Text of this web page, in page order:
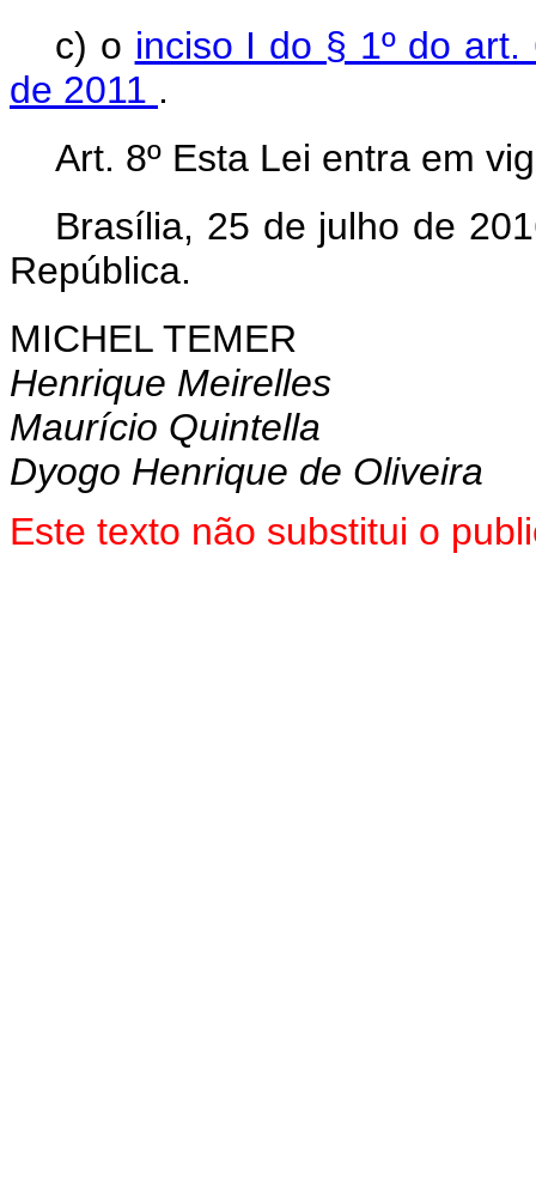
c) o inciso I do § 1º do
de 2011 .
Art. 8º Esta Lei entra em
Brasília, 25 de julho de
República.
MICHEL TEMER
Henrique Meirelles
Maurício Quintella
Dyogo Henrique de Oliveira
Este texto não substitui o